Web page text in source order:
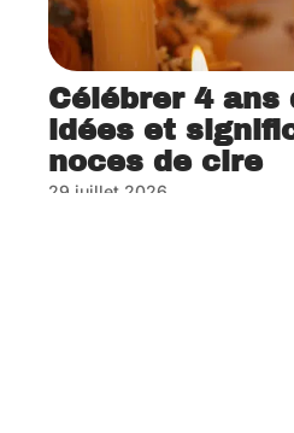
Célébrer 4 ans
idées et
noces de cire
29 juillet 2026